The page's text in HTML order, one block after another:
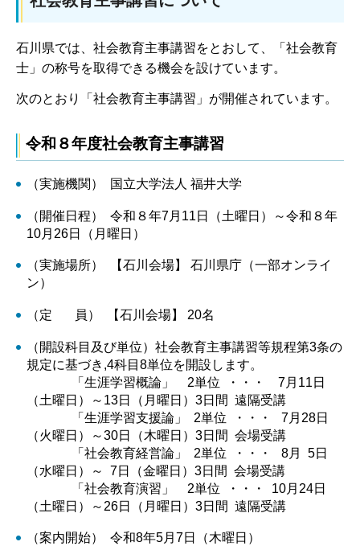
石川県では、社会教育主事講習をとおして、「社会教育
士」の称号を取得できる機会を設けています。
次のとおり「社会教育主事講習」が開催されています。
令和８年度社会教育主事講習
（実施機関） 国立大学法人 福井大学
（開催日程） 令和８年7月11日（土曜日）～令和８年
10月26日（月曜日）
（実施場所） 【石川会場】 石川県庁（一部オンライ
ン）
（定 員） 【石川会場】 20名
（開設科目及び単位）社会教育主事講習等規程第3条の
規定に基づき,4科目8単位を開設します。
「生涯学習概論」 2単位 ・・・ 7月11日
（土曜日）～13日（月曜日）3日間 遠隔受講
「生涯学習支援論」 2単位 ・・・ 7月28日
（火曜日）～30日（木曜日）3日間 会場受講
「社会教育経営論」 2単位 ・・・ 8月 5日
（水曜日）～ 7日（金曜日）3日間 会場受講
「社会教育演習」 2単位 ・・・ 10月24日
（土曜日）～26日（月曜日）3日間 遠隔受講
（案内開始） 令和8年5月7日（木曜日）